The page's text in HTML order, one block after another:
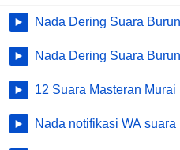
Nada Dering Suara
Nada Dering Suara
12 Suara Masteran Murai
Nada notifikasi WA suara